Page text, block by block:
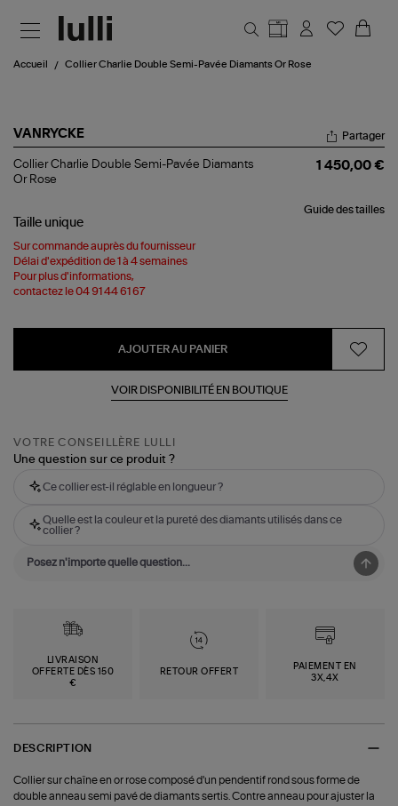
Accueil Collier Charlie Double Semi-Pavée Diamants Or Rose
VANRYCKE
Collier
Charlie
Pavée
Diamants
Or
Rose
Partager
Collier Charlie Double Semi-Pavée Diamants
Or Rose
1 450,00 €
Guide des tailles
Taille unique
Sur commande auprès du fournisseur
Délai d'expédition de 1 à 4 semaines
Pour plus d'informations,
contactez le 04 91 44 61 67
AJOUTER AU PANIER
VOIR DISPONIBILITÉ EN BOUTIQUE
VOTRE CONSEILLÈRE LULLI
Une question sur ce produit ?
Ce collier est-il réglable en longueur ?
Quelle est la couleur et la pureté des diamants utilisés dans ce
collier ?
LIVRAISON
OFFERTE DÈS 150
€
RETOUR OFFERT
PAIEMENT EN
3X,4X
DESCRIPTION
Collier sur chaîne en or rose composé d'un pendentif rond sous forme de
double anneau semi pavé de diamants sertis. Contre anneau pour ajuster la